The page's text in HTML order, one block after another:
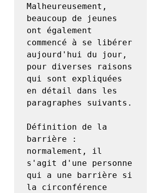
Malheureusement,
beaucoup de jeunes
ont également
commencé à se libérer
aujourd'hui du jour,
pour diverses raisons
qui sont expliquées
en détail dans les
paragraphes suivants.
Définition de la
barrière :
normalement, il
s'agit d'une personne
qui a une barrière si
la circonférence